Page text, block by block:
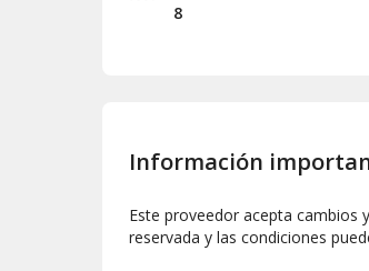
8
Información
Este proveedor acepta cambios
reservada y las condiciones